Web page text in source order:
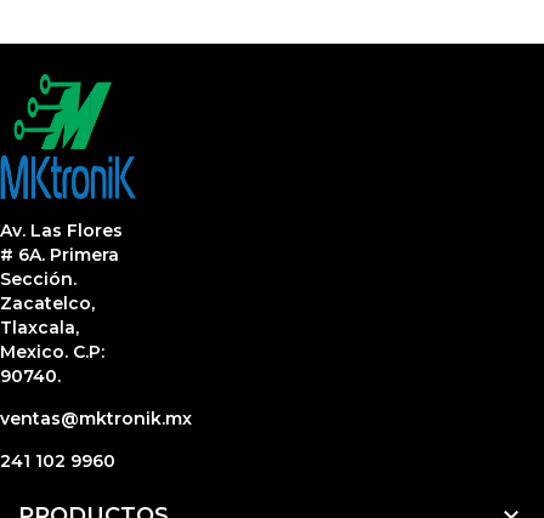
Av. Las Flores
# 6A. Primera
Sección.
Zacatelco,
Tlaxcala,
Mexico. C.P:
90740.
ventas@mktronik.mx
241 102 9960